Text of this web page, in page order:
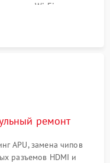
модуля Wi-Fi
ремонт
APU, замена чипов
разъемов HDMI и